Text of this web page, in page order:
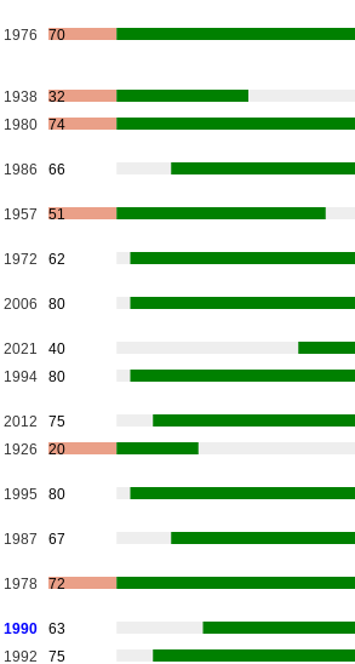
1976 70
1938
32
1980 74
1986 66
1957 51
1972 62
2006 80
2021
40
1994 80
2012
75
1926 20
1995 80
1987 67
1978 72
1990
63
1992 75